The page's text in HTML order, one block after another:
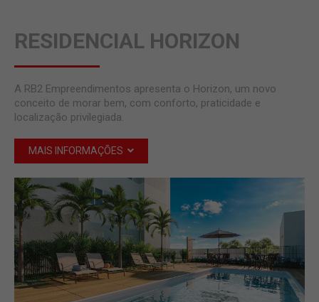
RESIDENCIAL HORIZON
A RB2 Empreendimentos apresenta o Horizon, um novo
conceito de morar bem, com conforto, praticidade e
localização privilegiada.
MAIS INFORMAÇÕES